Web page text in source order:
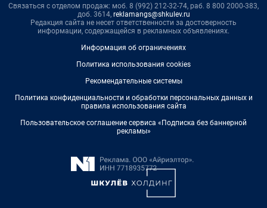
Связаться с отделом продаж: моб. 8 (992) 212-32-74, раб. 8 800 2000-383,
доб. 3614, reklamangs@shkulev.ru
Редакция сайта не несет ответственности за достоверность
информации, содержащейся в рекламных объявлениях.
Информация об ограничениях
Политика использования cookies
Рекомендательные системы
Политика конфиденциальности и обработки персональных данных и
правила использования сайта
Пользовательское соглашение сервиса «Подписка без баннерной
рекламы»